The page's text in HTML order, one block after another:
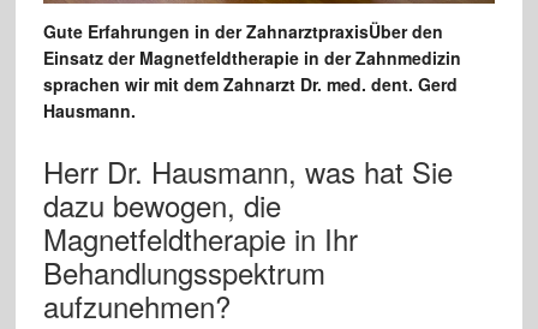
Gute Erfahrungen in der ZahnarztpraxisÜber den
Einsatz der Magnetfeldtherapie in der Zahnmedizin
sprachen wir mit dem Zahnarzt Dr. med. dent. Gerd
Hausmann.
Herr Dr. Hausmann, was hat Sie
dazu bewogen, die
Magnetfeldtherapie in Ihr
Behandlungsspektrum
aufzunehmen?